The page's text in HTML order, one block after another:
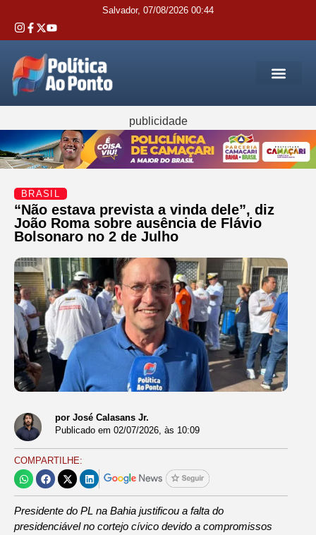
Salvador, 07/08/2026 00:44
publicidade
BRASIL
“Não estava prevista a vinda dele”, diz
João Roma sobre ausência de Flávio
Bolsonaro no 2 de Julho
por José Calasans Jr.
Publicado em 02/07/2026, às 10:09
COMPARTILHE:
Presidente do PL na Bahia justificou a falta do
presidenciável no cortejo cívico devido a compromissos